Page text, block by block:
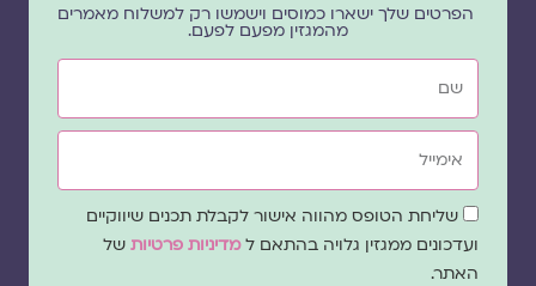
הפרטים שלך ישארו כמוסים וישמשו רק למשלוח מאמרים
מהמגזין מפעם לפעם.
שם
אימייל
שדה
הסכמה
שליחת הטופס מהווה אישור לקבלת תכנים שיווקיים
ועדכונים ממגזין גלויה בהתאם ל מדיניות פרטיותשל
האתר.